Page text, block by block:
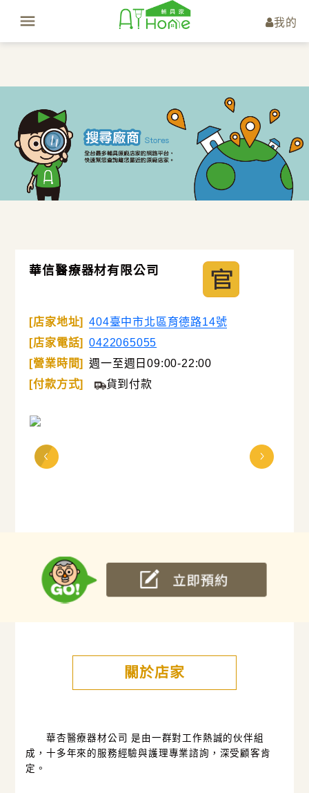
我的
華信醫療器材有限公司
[店家地址]
404臺中市北區育德路14號
[店家電話]
0422065055
[營業時間]
週一至週日09:00-22:00
[付款方式]
貨到付款
關於店家
華杏醫療器材公司 是由一群對工作熱誠的伙伴組
成，十多年來的服務經驗與護理專業諮詢，深受顧客肯
定。